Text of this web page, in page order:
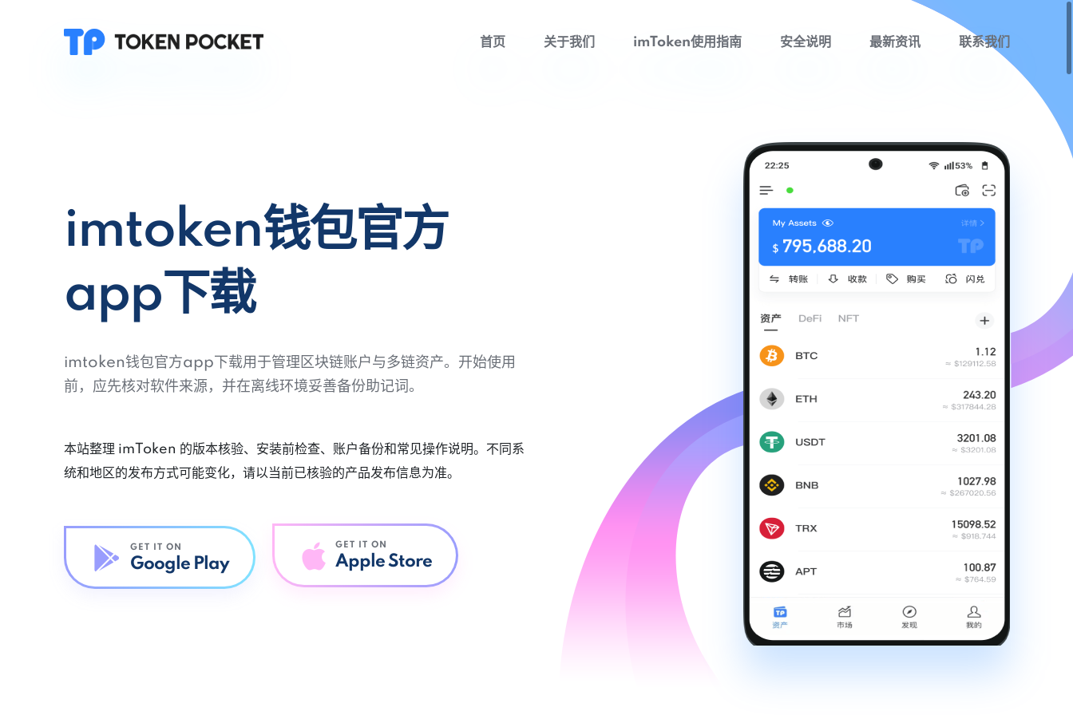
首页 关于我们 imToken使用指南 安全说明 最新资讯 联系我们
imtoken钱包官方
app下载
imtoken钱包官方app下载用于管理区块链账户与多链资产。开始使用
前，应先核对软件来源，并在离线环境妥善备份助记词。
本站整理 imToken 的版本核验、安装前检查、账户备份和常见操作说明。不同系
统和地区的发布方式可能变化，请以当前已核验的产品发布信息为准。
GET IT ON
Google Play
GET IT ON
Apple Store